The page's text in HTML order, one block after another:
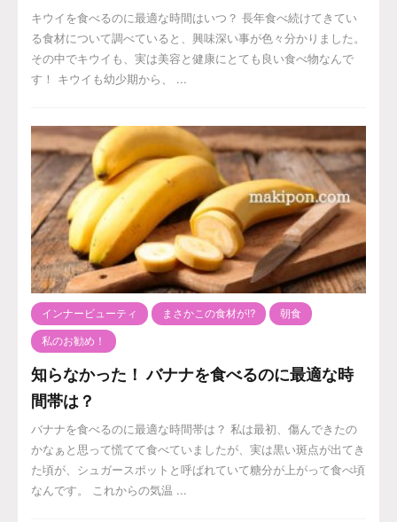
キウイを食べるのに最適な時間はいつ？ 長年食べ続けてきてい
る食材について調べていると、興味深い事が色々分かりました。
その中でキウイも、実は美容と健康にとても良い食べ物なんで
す！ キウイも幼少期から、 ...
インナービューティ まさかこの食材が⁉️ 朝食
私のお勧め！
知らなかった！ バナナを食べるのに最適な時
間帯は？
バナナを食べるのに最適な時間帯は？ 私は最初、傷んできたの
かなぁと思って慌てて食べていましたが、実は黒い斑点が出てき
た頃が、シュガースポットと呼ばれていて糖分が上がって食べ頃
なんです。 これからの気温 ...